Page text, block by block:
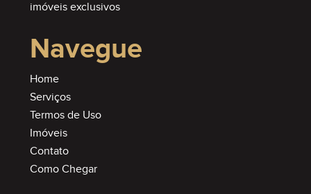
imóveis exclusivos
Navegue
Home
Serviços
Termos de Uso
Imóveis
Contato
Como Chegar